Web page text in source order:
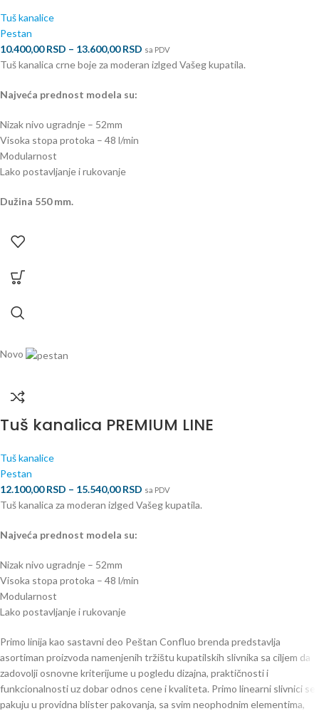
Tuš kanalice
Pestan
10.400,00RSD – 13.600,00RSD sa PDV
Tuš kanalica crne boje za moderan izlged Vašeg kupatila.
Najveća prednost modela su:
Nizak nivo ugradnje – 52mm
Visoka stopa protoka – 48 l/min
Modularnost
Lako postavljanje i rukovanje
Dužina 550 mm.
Novo
Tuš kanalica PREMIUM LINE
Tuš kanalice
Pestan
12.100,00RSD – 15.540,00RSD sa PDV
Tuš kanalica za moderan izlged Vašeg kupatila.
Najveća prednost modela su:
Nizak nivo ugradnje – 52mm
Visoka stopa protoka – 48 l/min
Modularnost
Lako postavljanje i rukovanje
Primo linija kao sastavni deo Peštan Confluo brenda predstavlja
asortiman proizvoda namenjenih tržištu kupatilskih slivnika sa ciljem da
zadovolji osnovne kriterijume u pogledu dizajna, praktičnosti i
funkcionalnosti uz dobar odnos cene i kvaliteta. Primo linearni slivnici se
pakuju u providna blister pakovanja, sa svim neophodnim elementima,